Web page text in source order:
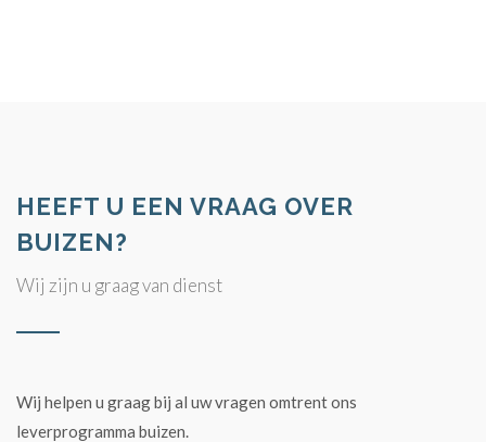
HEEFT U EEN VRAAG OVER
BUIZEN?
Wij zijn u graag van dienst
Wij helpen u graag bij al uw vragen omtrent ons
leverprogramma buizen.